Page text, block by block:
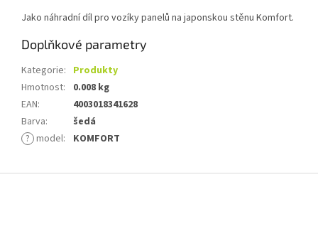
Jako náhradní díl pro vozíky panelů na japonskou stěnu Komfort.
Doplňkové parametry
Kategorie: Produkty
Hmotnost:
0.008 kg
EAN:
4003018341628
Barva:
šedá
? model: KOMFORT